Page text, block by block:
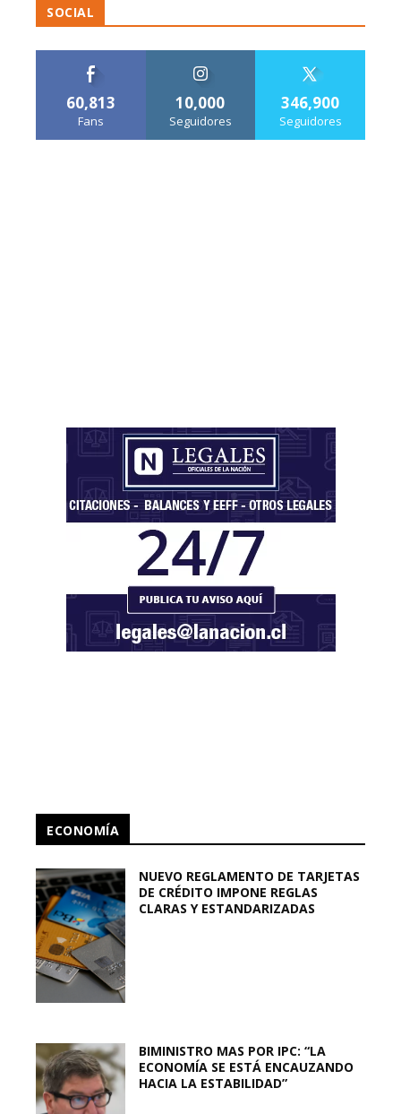
SOCIAL
60,813
Fans
10,000
Seguidores
346,900
Seguidores
ECONOMÍA
NUEVO REGLAMENTO DE TARJETAS
DE CRÉDITO IMPONE REGLAS
CLARAS Y ESTANDARIZADAS
BIMINISTRO MAS POR IPC: “LA
ECONOMÍA SE ESTÁ ENCAUZANDO
HACIA LA ESTABILIDAD”